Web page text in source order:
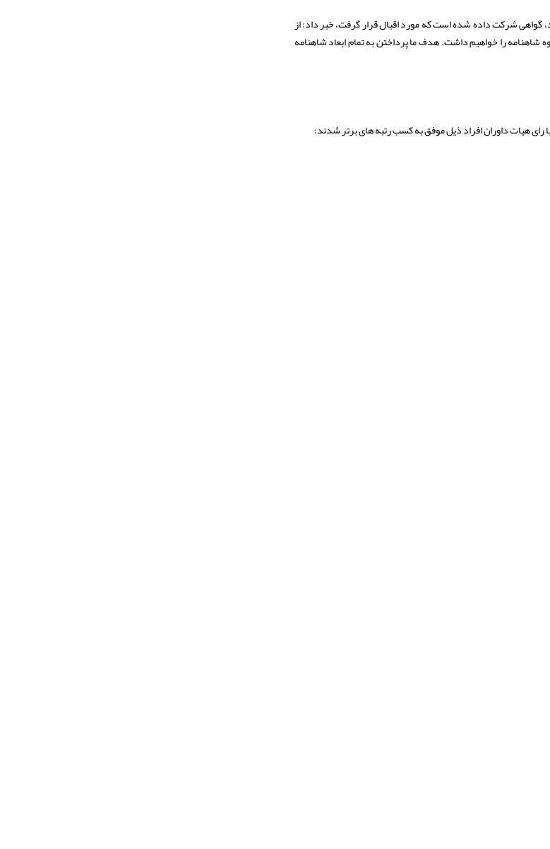
گواهی شرکت داده شده است که مورد اقبال قرار گرفت، خبر داد: از
را خواهیم داشت. هدف ما پرداختن به تمام ابعاد شاهنامه
هیات داوران افراد ذیل موفق به کسب رتبه های برتر شدند: